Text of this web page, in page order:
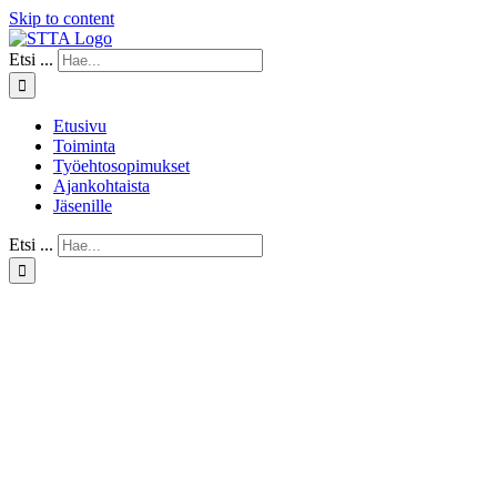
Skip to content
Etsi ...
Etusivu
Toiminta
Työehtosopimukset
Ajankohtaista
Jäsenille
Etsi ...